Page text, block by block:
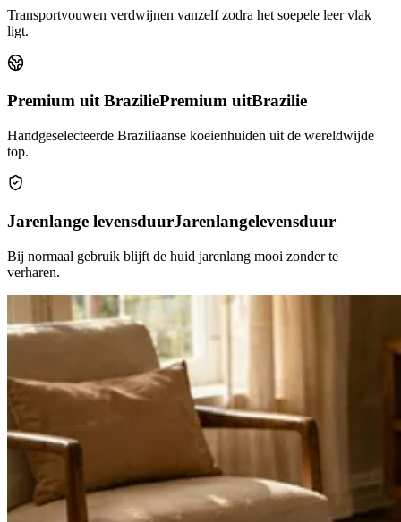
Transportvouwen verdwijnen vanzelf zodra het soepele leer vlak
ligt.
Premium uit BraziliePremium uitBrazilie
Handgeselecteerde Braziliaanse koeienhuiden uit de wereldwijde
top.
Jarenlange levensduurJarenlangelevensduur
Bij normaal gebruik blijft de huid jarenlang mooi zonder te
verharen.